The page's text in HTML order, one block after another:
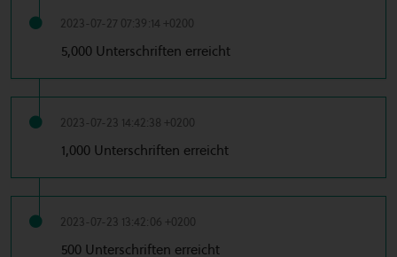
2023-07-27 07:39:14 +0200
5,000 Unterschriften erreicht
2023-07-23 14:42:38 +0200
1,000 Unterschriften erreicht
2023-07-23 13:42:06 +0200
500 Unterschriften erreicht